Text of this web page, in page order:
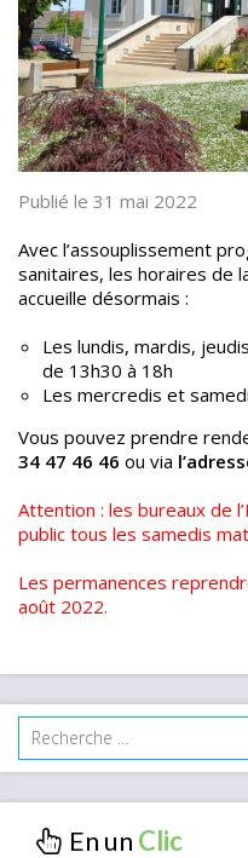
Publié le 31 mai 2022
Avec l’assouplissement
sanitaires, les horaires de
accueille désormais :
Les lundis, mardis,
de 13h30 à 18h
Les mercredis et
Vous pouvez prendre
34 47 46 46 ou via
Attention : les bureaux de
public tous les samedis
Les permanences
août 2022.
En un